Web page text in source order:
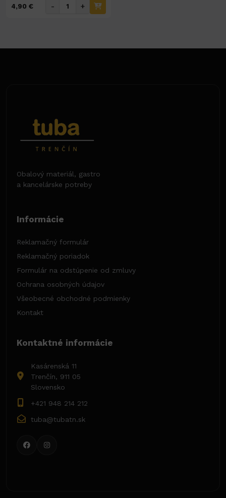
4,90 € - +
Obalový materiál, gastro
a kancelárske potreby
Informácie
Reklamačný formulár
Reklamačný poriadok
Formulár na odstúpenie od zmluvy
Ochrana osobných údajov
Všeobecné obchodné podmienky
Kontakt
Kontaktné informácie
Kasárenská 11
Trenčín, 911 05
Slovensko
+421 948 214 212
tuba@tubatn.sk